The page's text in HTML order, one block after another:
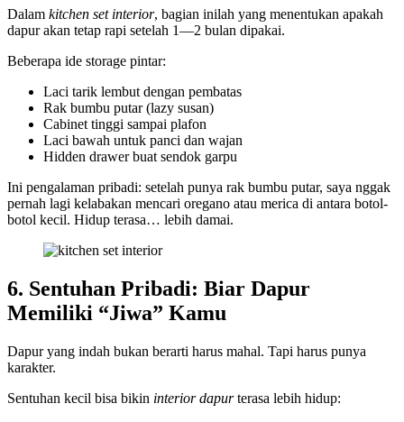
Dalam kitchen set interior, bagian inilah yang menentukan apakah
dapur akan tetap rapi setelah 1—2 bulan dipakai.
Beberapa ide storage pintar:
Laci tarik lembut dengan pembatas
Rak bumbu putar (lazy susan)
Cabinet tinggi sampai plafon
Laci bawah untuk panci dan wajan
Hidden drawer buat sendok garpu
Ini pengalaman pribadi: setelah punya rak bumbu putar, saya nggak
pernah lagi kelabakan mencari oregano atau merica di antara botol-
botol kecil. Hidup terasa… lebih damai.
6. Sentuhan Pribadi: Biar Dapur
Memiliki “Jiwa” Kamu
Dapur yang indah bukan berarti harus mahal. Tapi harus punya
karakter.
Sentuhan kecil bisa bikin interior dapurterasa lebih hidup: